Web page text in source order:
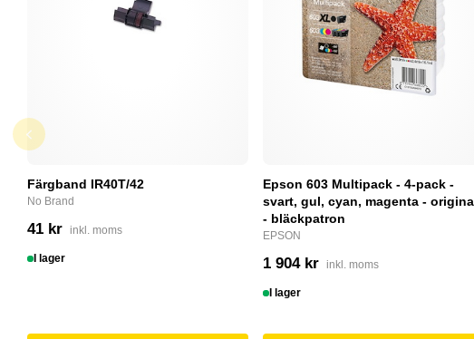
Färgband IR40T/42
No Brand
41 kr inkl. moms
I lager
Epson 603 Multipack - 4-pack -
svart, gul, cyan, magenta -
- bläckpatron
EPSON
1 904 kr inkl. moms
I lager